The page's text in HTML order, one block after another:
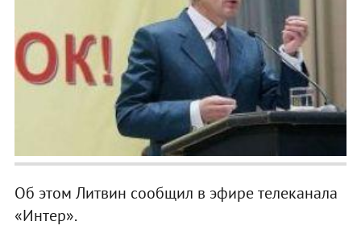
Об этом Литвин сообщил в эфире телеканала
«Интер».